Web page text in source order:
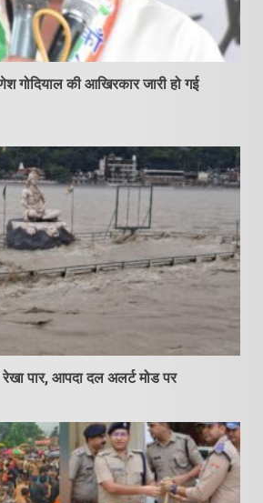
गोदियाल की आखिरकार जारी हो गई
पार, आपदा दल अलर्ट मोड पर